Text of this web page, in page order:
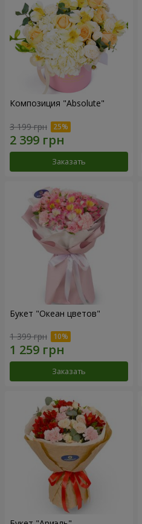
Композиция "Absolute"
3 199 грн
Заказать
Букет "Океан цветов"
1 399 грн
Заказать